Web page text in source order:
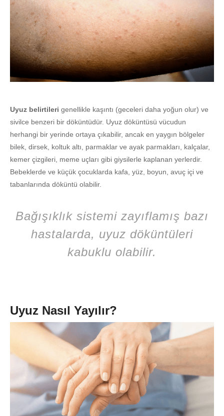
Uyuz belirtileri genellikle kaşıntı (geceleri daha yoğun olur) ve
sivilce benzeri bir döküntüdür. Uyuz döküntüsü vücudun
herhangi bir yerinde ortaya çıkabilir, ancak en yaygın bölgeler
bilek, dirsek, koltuk altı, parmaklar ve ayak parmakları, kalçalar,
kemer çizgileri, meme uçları gibi giysilerle kaplanan yerlerdir.
Bebeklerde ve küçük çocuklarda kafa, yüz, boyun, avuç içi ve
tabanlarında döküntü olabilir.
Bağışıklık sistemi zayıflamış bazı
hastalarda, uyuz döküntüleri
kabuklu olabilir.
Uyuz Nasıl Yayılır?